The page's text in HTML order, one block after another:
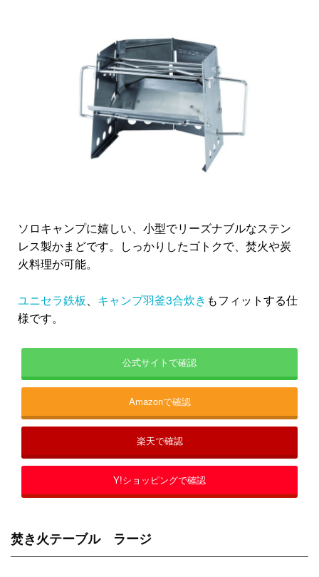
ソロキャンプに嬉しい、小型でリーズナブルなステン
レス製かまどです。しっかりしたゴトクで、焚火や炭
火料理が可能。
ユニセラ鉄板 キャンプ羽釜3合炊き もフィットする仕
様です。
公式サイトで確認
Amazonで確認
楽天で確認
Y!ショッピングで確認
焚き火テーブル ラージ